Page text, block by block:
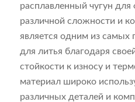
расплавленный чугун
различной сложности и
является одним из самых
для литья благодаря
стойкости к износу и
материал широко
различных деталей и